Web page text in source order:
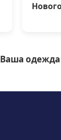
Ваша одежда